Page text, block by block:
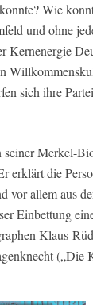
Wie
und ohne
Kernenergie
sich ihre
Merkel-
erklärt die
vor allem aus
Einbettung
Klaus-
(„Die